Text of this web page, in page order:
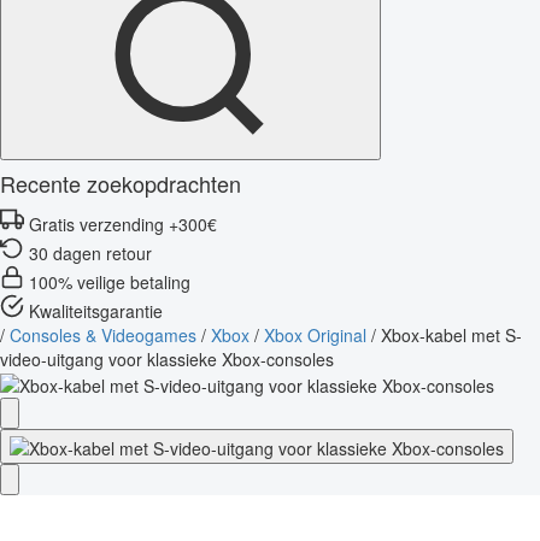
Recente zoekopdrachten
Gratis verzending +300€
30 dagen retour
100% veilige betaling
Kwaliteitsgarantie
/ Consoles & Videogames / Xbox / Xbox Original / Xbox-kabel met S-
video-uitgang voor klassieke Xbox-consoles